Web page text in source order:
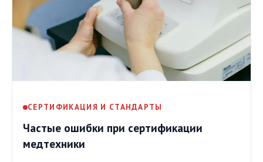
СЕРТИФИКАЦИЯ И СТАНДАРТЫ
Частые ошибки при сертификации
медтехники